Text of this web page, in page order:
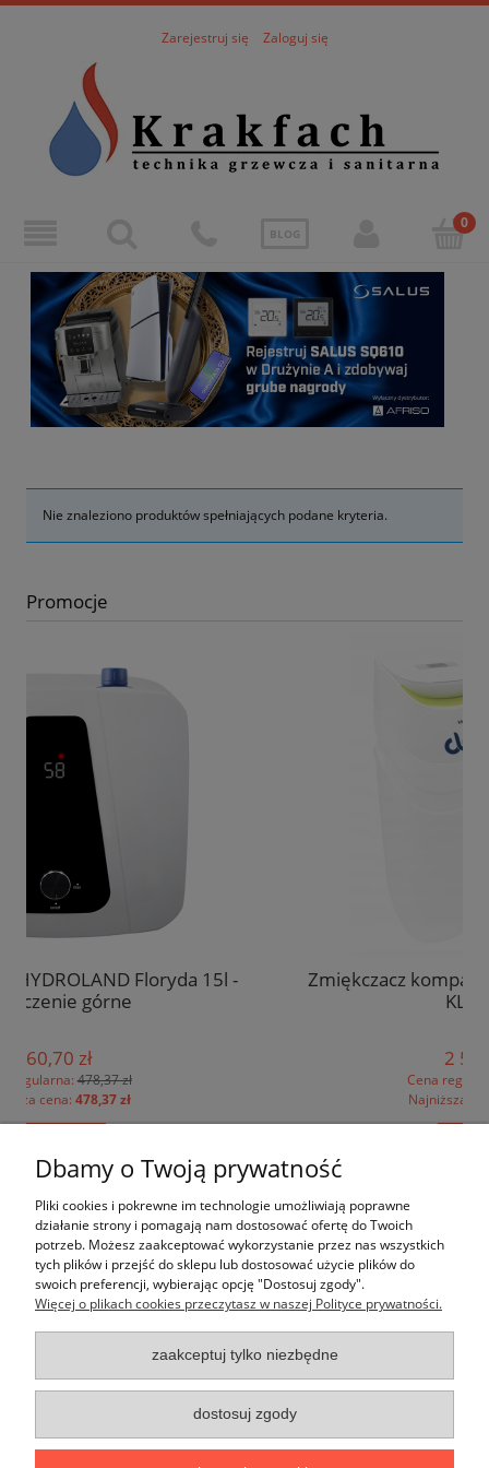
Zarejestruj się Zaloguj się
BLOG
Nie znaleziono produktów spełniających podane kryteria.
Promocje
-
Zmiękczacz kompaktowy CS CLEAR WATER
Pomoc
Moje konto
Płatności i dostawa
Informacje
O nas
Dbamy o Twoją prywatność
Pliki cookies i pokrewne im technologie umożliwiają poprawne
działanie strony i pomagają nam dostosować ofertę do Twoich
potrzeb. Możesz zaakceptować wykorzystanie przez nas wszystkich
tych plików i przejść do sklepu lub dostosować użycie plików do
swoich preferencji, wybierając opcję "Dostosuj zgody".
Więcej o plikach cookies przeczytasz w naszej Polityce prywatności.
zaakceptuj tylko niezbędne
dostosuj zgody